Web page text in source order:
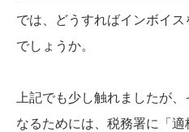
では、どうすればインボイ
でしょうか。
上記でも少し触れましたが
なるためには、税務署に「